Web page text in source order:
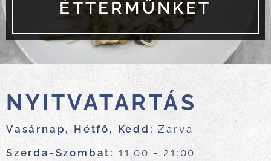
ÉTTERMÜNKET
NYITVATARTÁS
Vasárnap, Hétfő, Kedd:Zárva
Szerda-Szombat: 11:00 - 21:00